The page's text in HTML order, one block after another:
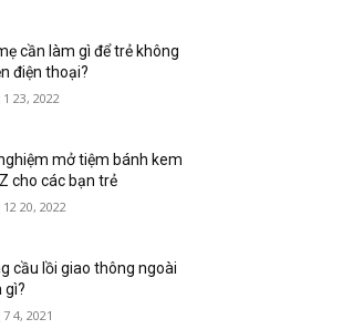
cần làm gì để trẻ không
điện thoại?
23, 2022
mở tiệm bánh kem
cho các bạn trẻ
20, 2022
cầu lồi giao thông ngoài
gì?
4, 2021